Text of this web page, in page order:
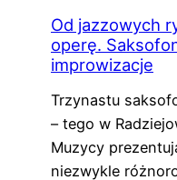
Od jazzowych
operę.
improwizacje
Trzynastu
– tego w
Muzycy
niezwykle